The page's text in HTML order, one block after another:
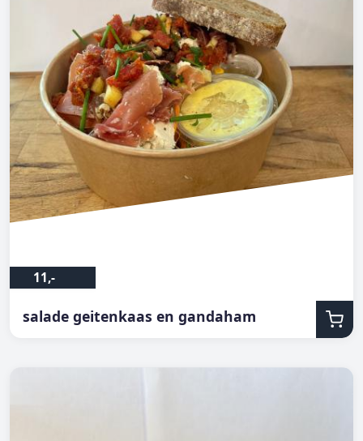
11,-
salade geitenkaas en gandaham